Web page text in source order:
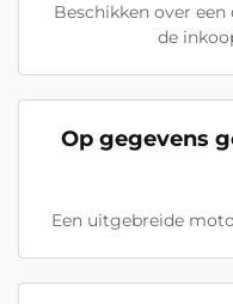
Beschikken over
de
Op gegevens
Een uitgebreide